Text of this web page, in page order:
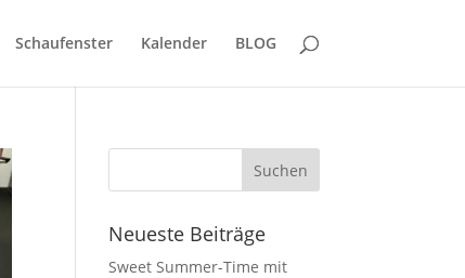
Schaufenster Kalender BLOG
Neueste Beiträge
Sweet Summer-Time mit